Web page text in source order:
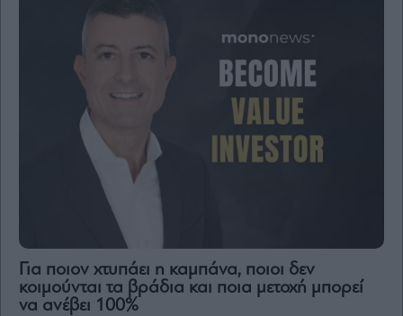
Για ποιον χτυπάει η καμπάνα, ποιοι δεν
κοιμούνται τα βράδια και ποια μετοχή μπορεί
να ανέβει 100%